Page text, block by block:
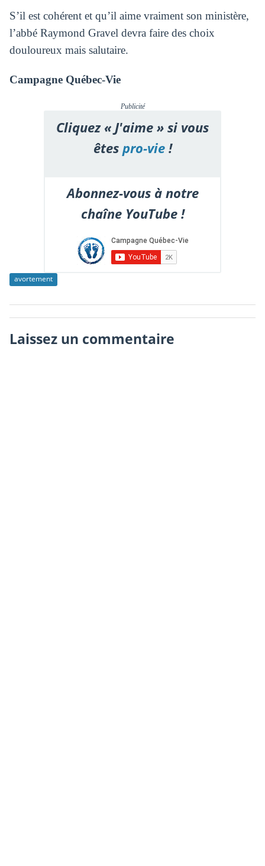
S’il est cohérent et qu’il aime vraiment son ministère,
l’abbé Raymond Gravel devra faire des choix
douloureux mais salutaire.
Campagne Québec-Vie
Publicité
Cliquez « J'aime » si vous
êtespro-vie!
Abonnez-vous à notre
chaîne YouTube !
avortement
Laissez un commentaire